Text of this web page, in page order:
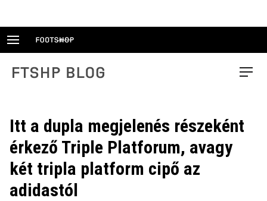
FTSHP blog Menu
Itt a dupla megjelenés részeként
érkező Triple Platforum, avagy
két tripla platform cipő az
adidastól